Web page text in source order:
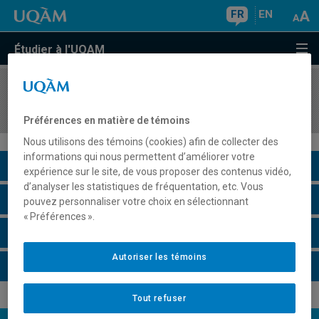
FR EN
Étudier à l'UQAM
COURS//
Description du cours
Horaire - Été 2026
Préférences en matière de témoins
Nous utilisons des témoins (cookies) afin de collecter des
informations qui nous permettent d’améliorer votre
expérience sur le site, de vous proposer des contenus vidéo,
d’analyser les statistiques de fréquentation, etc. Vous
pouvez personnaliser votre choix en sélectionnant
« Préférences ».
Tout refuser
Autoriser les témoins